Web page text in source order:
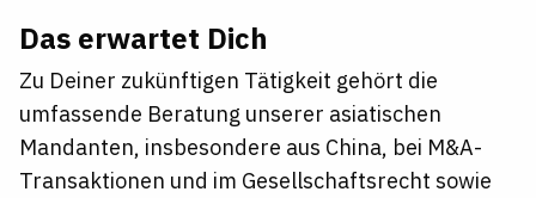
Das erwartet Dich
Zu Deiner zukünftigen Tätigkeit gehört die
umfassende Beratung unserer asiatischen
Mandanten, insbesondere aus China, bei M&A-
Transaktionen und im Gesellschaftsrecht sowie